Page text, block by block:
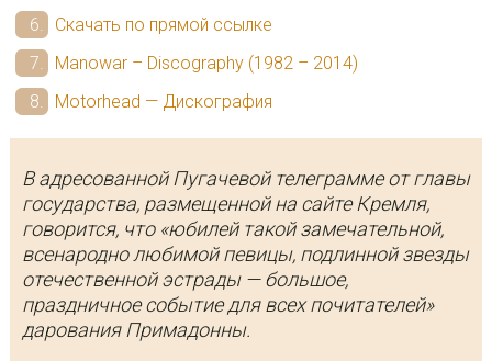
Скачать по прямой ссылке
Manowar – Discography (1982 – 2014)
Motorhead — Дискография
В адресованной Пугачевой телеграмме от главы
государства, размещенной на сайте Кремля,
говорится, что «юбилей такой замечательной,
всенародно любимой певицы, подлинной звезды
отечественной эстрады — большое,
праздничное событие для всех почитателей»
дарования Примадонны.